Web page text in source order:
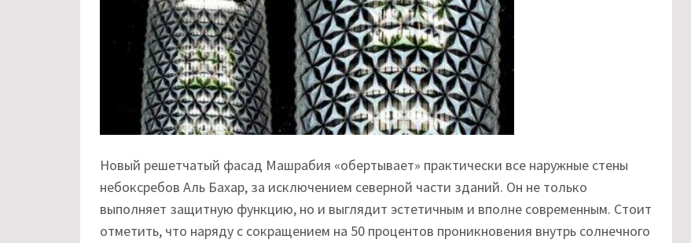
Новый решетчатый фасад Машрабия «обертывает» практически все наружные стены
небоксребов Аль Бахар, за исключением северной части зданий. Он не только
выполняет защитную функцию, но и выглядит эстетичным и вполне современным. Стоит
отметить, что наряду с сокращением на 50 процентов проникновения внутрь солнечного